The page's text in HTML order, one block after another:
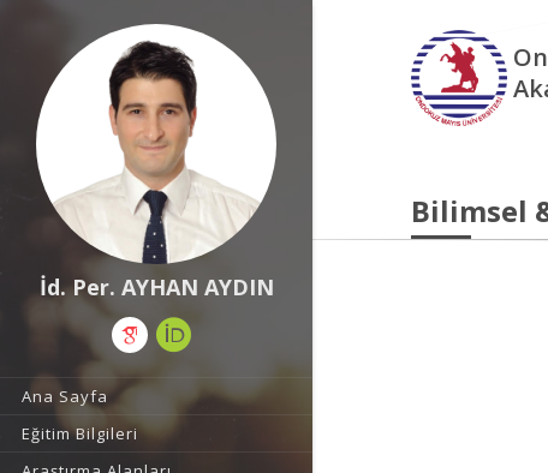
İd. Per. AYHAN AYDIN
Ana Sayfa
Eğitim Bilgileri
Bilimsel